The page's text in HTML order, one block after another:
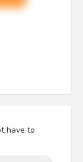
have to